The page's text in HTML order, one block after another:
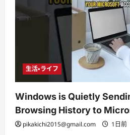
生活・ライフ
Windows is Quietly
Browsing History to
pikakichi2015@gmail.com 1日前